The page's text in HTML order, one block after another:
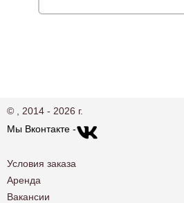
© , 2014 - 2026 г.
Мы Вконтакте -
Условия заказа
Аренда
Вакансии